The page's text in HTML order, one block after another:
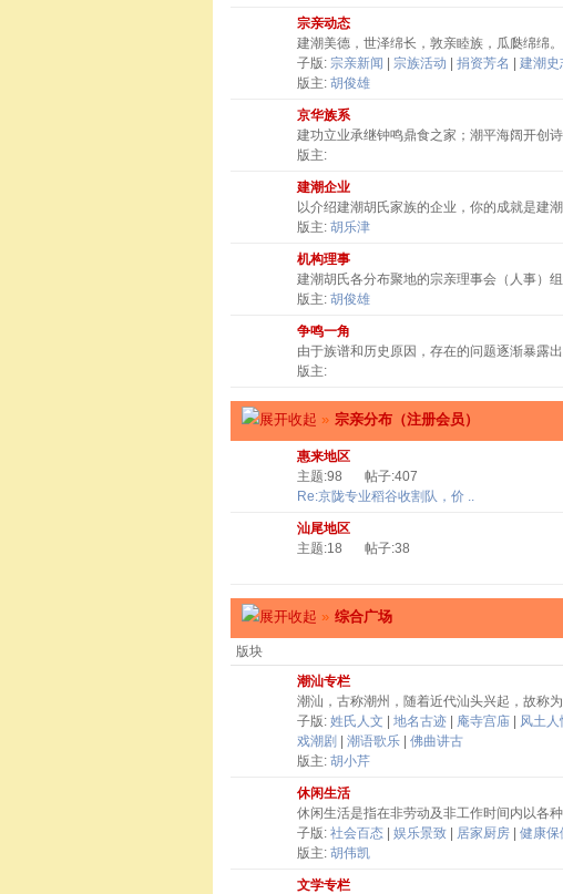
宗亲动态
建潮美德，世泽绵长，敦亲睦族，瓜瓞绵绵。
子版: 宗亲新闻 宗族活动 捐资芳名
建潮史
版主: 胡俊雄
京华族系
建功立业承继钟鸣鼎食之家；潮平海阔开创诗
版主:
建潮企业
以介绍建潮胡氏家族的企业，你的成就是建潮
版主: 胡乐津
机构理事
建潮胡氏各分布聚地的宗亲理事会（人事）组
版主: 胡俊雄
争鸣一角
由于族谱和历史原因，存在的问题逐渐暴露
版主:
» 宗亲分布（注册会员）
惠来地区
主题:98
帖子:407
Re:京陇专业稻谷收割队，价 ..
汕尾地区
主题:18
帖子:38
» 综合广场
版块
潮汕专栏
潮汕，古称潮州，随着近代汕头兴起，故称
子版: 姓氏人文 地名古迹 庵寺宫庙 风土人
戏潮剧
潮语歌乐
佛曲讲古
版主: 胡小芹
休闲生活
休闲生活是指在非劳动及非工作时间内以各
子版: 社会百态 娱乐景致 居家厨房
健康保
版主: 胡伟凯
文学专栏